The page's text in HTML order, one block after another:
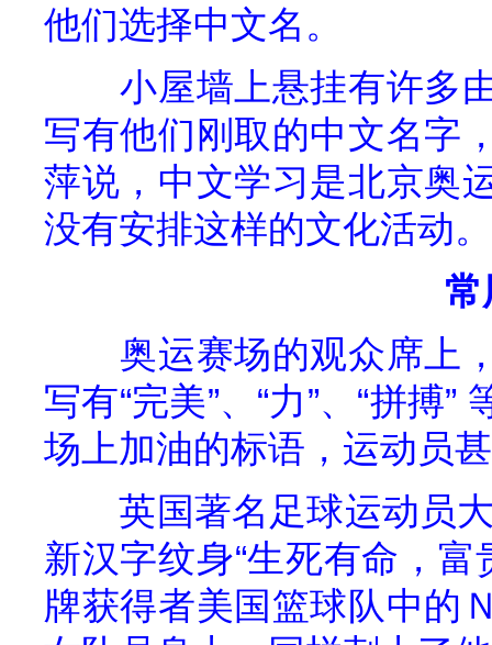
他们选择中文名。
小屋墙上悬挂有许多
写有他们刚取的中文名字
萍说，中文学习是北京奥
没有安排这样的文化活动。
常
奥运赛场的观众席上
写有“完美”、“力”、“拼搏”
场上加油的标语，运动员
英国著名足球运动员
新汉字纹身“生死有命，富
牌获得者美国篮球队中的